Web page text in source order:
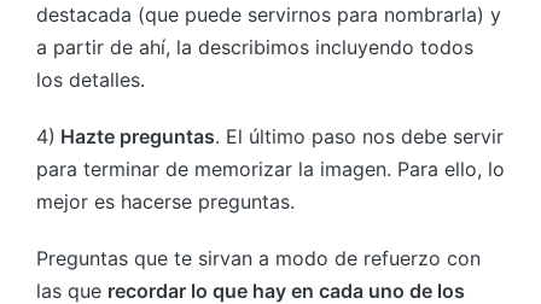
destacada (que puede servirnos para nombrarla) y
a partir de ahí, la describimos incluyendo todos
los detalles.
4) Hazte preguntas. El último paso nos debe servir
para terminar de memorizar la imagen. Para ello, lo
mejor es hacerse preguntas.
Preguntas que te sirvan a modo de refuerzo con
las que recordar lo que hay en cada uno de los